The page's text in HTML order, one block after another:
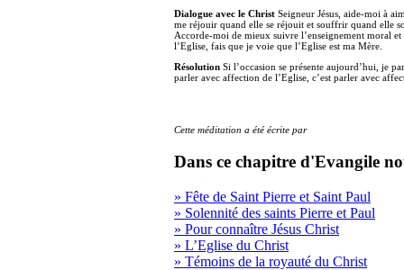
Dialogue avec le Christ Seigneur Jésus, aide-moi à
me réjouir quand elle se réjouit et souffrir quand elle
Accorde-moi de mieux suivre l’enseignement moral
l’Eglise, fais que je voie que l’Eglise est ma Mère.
Résolution Si l’occasion se présente aujourd’hui, je
parler avec affection de l’Eglise, c’est parler avec
Cette méditation a été écrite par
Dans ce chapitre d'Evangile
» Fête de Saint Pierre et Saint Paul
» Solennité des saints Pierre et Paul
» Pour connaître Jésus Christ
» L’Eglise du Christ
» Témoins de la royauté du Christ